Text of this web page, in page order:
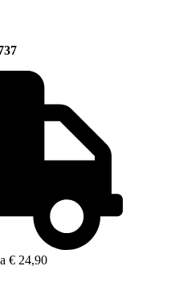
€ 24,90